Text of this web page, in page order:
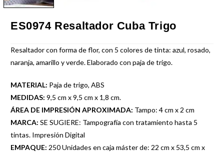
ES0974 Resaltador Cuba Trigo
Resaltador con forma de flor, con 5 colores de tinta: azul, rosado,
naranja, amarillo y verde. Elaborado con paja de trigo.
MATERIAL: Paja de trigo, ABS
MEDIDAS: 9,5 cm x 9,5 cm x 1,8 cm.
ÁREA DE IMPRESIÓN APROXIMADA: Tampo: 4 cm x 2 cm
MARCA: SE SUGIERE: Tampografía con tratamiento hasta 5
tintas. Impresión Digital
EMPAQUE: 250 Unidades en caja máster de: 22 cm x 53,5 cm x